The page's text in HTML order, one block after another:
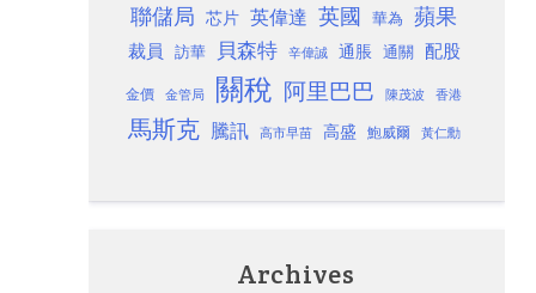
聯儲局 芯片 英偉達 英國 華為 蘋果
裁員 訪華 貝森特 辛偉誠 通脹 通關 配股
金價 金管局 關稅 阿里巴巴 陳茂波 香港
馬斯克 騰訊 高市早苗 高盛 鮑威爾 黃仁勳
Archives